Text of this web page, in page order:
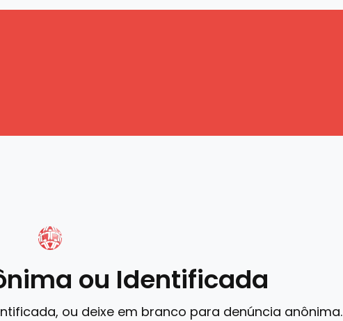
ou Identificada
ou deixe em branco para denúncia anônima.